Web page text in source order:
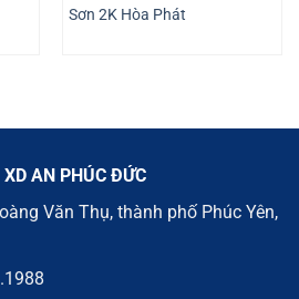
Sơn 2K Hòa Phát
AN PHÚC ĐỨC
Văn Thụ, thành phố Phúc Yên,